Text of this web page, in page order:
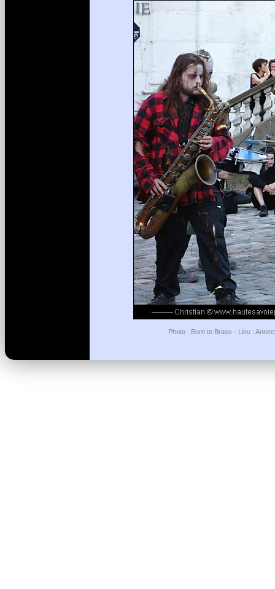
Photo : Born to Brass - Lieu :